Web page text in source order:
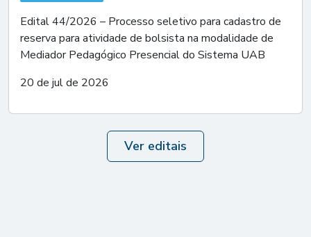
Edital 44/2026 – Processo seletivo para cadastro de
reserva para atividade de bolsista na modalidade de
Mediador Pedagógico Presencial do Sistema UAB
20 de jul de 2026
Ver editais